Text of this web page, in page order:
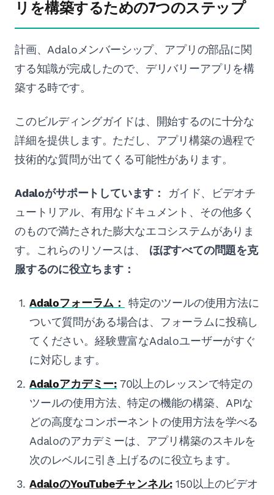
リを構築するための7つのステップ
計画、Adaloメンバーシップ、アプリの部品に関
する知識が完成したので、デリバリーアプリを構
築する時です。
このビルディングガイドは、開始するのに十分な
詳細を提供します。ただし、アプリ構築の過程で
技術的な質問が出てくる可能性があります。
Adaloがサポートしています：
ガイド、ビデオチ
ュートリアル、有用なドキュメント、その他多く
のもので満たされた膨大なエコシステムがありま
す。これらのリソースは、 ほぼすべての問題を克
服するのに役立ちます：
Adaloフォーラム：
特定のツールの使用方法に
ついて質問がある場合は、フォーラムに投稿し
てください。経験豊富なAdaloユーザーがすぐ
に対応します。
Adaloアカデミー: 70以上のレッスンで特定の
ツールの使用方法、特定の機能の構築、APIな
どの高度なコンポーネントの使用方法を学べる
Adaloのアカデミーは、アプリ構築のスキルを
次のレベルに引き上げるのに役立ちます。
AdaloのYouTubeチャンネル:150以上のビデオ